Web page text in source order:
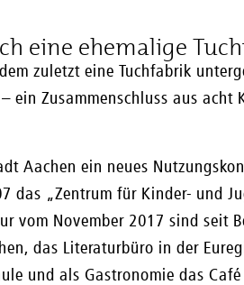
eine ehemalige
zuletzt eine Tuchfabrik
Zusammenschluss aus
Aachen ein neues
das „Zentrum für Kinder- und
vom November 2017 sind
das Literaturbüro in der
und als Gastronomie das